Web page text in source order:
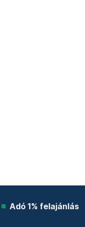
Adó 1% felajánlás